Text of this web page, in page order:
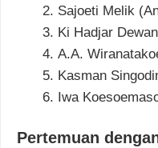
Sajoeti Melik
Ki Hadjar
A.A.
Kasman
Iwa
Pertemuan